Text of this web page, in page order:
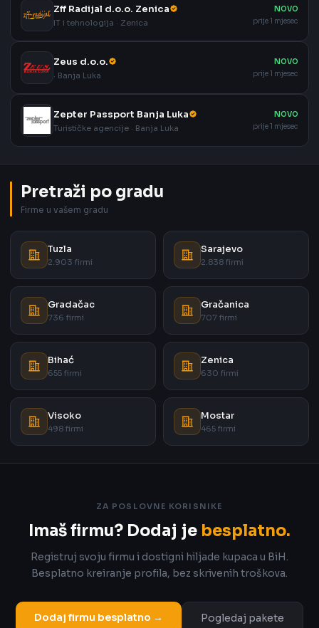
Zff Radijal d.o.o. Zenica
IT i tehnologija · Zenica
NOVO
prije 1 mjesec
Zeus d.o.o.
· Banja Luka
NOVO
prije 1 mjesec
Zepter Passport Banja Luka
Turističke agencije · Banja Luka
NOVO
prije 1 mjesec
Pretraži po gradu
Firme u vašem gradu
Tuzla
2.903 firmi
Sarajevo
2.838 firmi
Gradačac
736 firmi
Gračanica
707 firmi
Bihać
655 firmi
Zenica
630 firmi
Visoko
498 firmi
Mostar
465 firmi
ZA POSLOVNE KORISNIKE
Imaš firmu? Dodaj je besplatno.
Registruj svoju firmu i dostigni hiljade kupaca u BiH.
Besplatno kreiranje profila, bez skrivenih troškova.
Dodaj firmu besplatno → Pogledaj pakete